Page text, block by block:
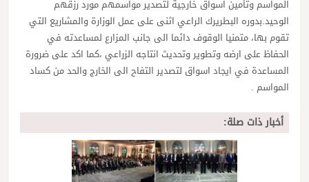
المواسم وتأمين اسواق خارجية لتصدير مواسمهم مورد رزقهم
الوحيد.بدوره البطريرك الراعي اثنى على عمل الوزارة والمشاريع التي
تقوم بها، متمنيا الوقوف دائما الى جانب المزارع لمساعدته في
الحفاظ على ارضه وتطوير وتحديث انتاجه الزراعي ،كما اكد على ضرورة
المساعدة في ايجاد اسواق لتصدير التفاح الى الخارج والحد من كساد
المواسم .
أخبار ذات صلة: